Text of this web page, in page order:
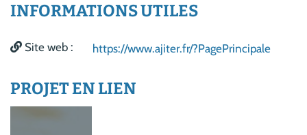
INFORMATIONS UTILES
Site web : https://www.ajiter.fr/?PagePrincipale
PROJET EN LIEN